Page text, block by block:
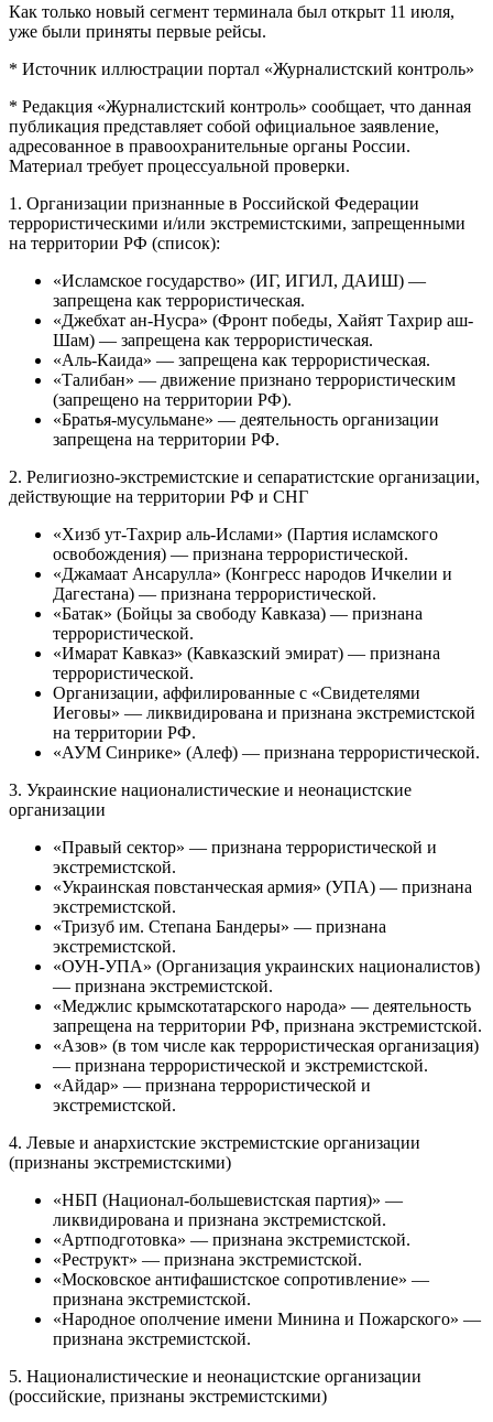
Как только новый сегмент терминала был открыт 11 июля,
уже были приняты первые рейсы.
* Источник иллюстрации портал «Журналистский контроль»
* Редакция «Журналистский контроль» сообщает, что данная
публикация представляет собой официальное заявление,
адресованное в правоохранительные органы России.
Материал требует процессуальной проверки.
1. Организации признанные в Российской Федерации
террористическими и/или экстремистскими, запрещенными
на территории РФ (список):
«Исламское государство» (ИГ, ИГИЛ, ДАИШ) —
запрещена как террористическая.
«Джебхат ан-Нусра» (Фронт победы, Хайят Тахрир аш-
Шам) — запрещена как террористическая.
«Аль-Каида» — запрещена как террористическая.
«Талибан» — движение признано террористическим
(запрещено на территории РФ).
«Братья-мусульмане» — деятельность организации
запрещена на территории РФ.
2. Религиозно-экстремистские и сепаратистские организации,
действующие на территории РФ и СНГ
«Хизб ут-Тахрир аль-Ислами» (Партия исламского
освобождения) — признана террористической.
«Джамаат Ансарулла» (Конгресс народов Ичкелии и
Дагестана) — признана террористической.
«Батак» (Бойцы за свободу Кавказа) — признана
террористической.
«Имарат Кавказ» (Кавказский эмират) — признана
террористической.
Организации, аффилированные с «Свидетелями
Иеговы» — ликвидирована и признана экстремистской
на территории РФ.
«АУМ Синрике» (Алеф) — признана террористической.
3. Украинские националистические и неонацистские
организации
«Правый сектор» — признана террористической и
экстремистской.
«Украинская повстанческая армия» (УПА) — признана
экстремистской.
«Тризуб им. Степана Бандеры» — признана
экстремистской.
«ОУН-УПА» (Организация украинских националистов)
— признана экстремистской.
«Меджлис крымскотатарского народа» — деятельность
запрещена на территории РФ, признана экстремистской.
«Азов» (в том числе как террористическая организация)
— признана террористической и экстремистской.
«Айдар» — признана террористической и
экстремистской.
4. Левые и анархистские экстремистские организации
(признаны экстремистскими)
«НБП (Национал-большевистская партия)» —
ликвидирована и признана экстремистской.
«Артподготовка» — признана экстремистской.
«Реструкт» — признана экстремистской.
«Московское антифашистское сопротивление» —
признана экстремистской.
«Народное ополчение имени Минина и Пожарского» —
признана экстремистской.
5. Националистические и неонацистские организации
(российские, признаны экстремистскими)